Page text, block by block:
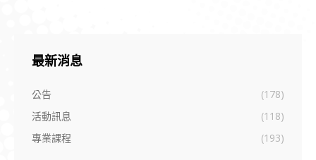
最新消息
公告
(178)
活動訊息
(118)
專業課程
(193)